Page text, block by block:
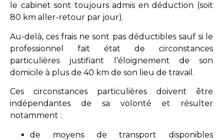
le cabinet sont toujours admis en déduction (soit
80 km aller-retour par jour).
Au-delà, ces frais ne sont pas déductibles sauf si le
professionnel fait état de circonstances
particulières justifiant l’éloignement de son
domicile à plus de 40 km de son lieu de travail.
Ces circonstances particulières doivent être
indépendantes de sa volonté et résulter
notamment :
de moyens de transport disponibles